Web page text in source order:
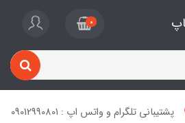
0
پشتیبانی تلگرام و واتس اپ : 09012990801